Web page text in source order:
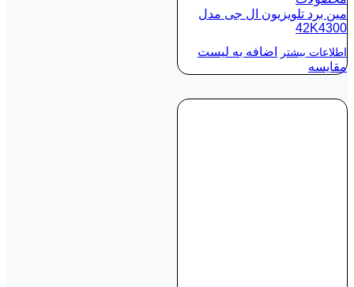
مین برد تلویزیون ال جی مدل
42K4300
اطلاعات بیشتر
اضافه به لیست
مقایسه